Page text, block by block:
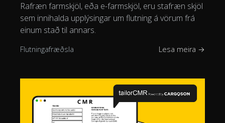
Rafræn farmskjöl, eða e-farmskjöl, eru stafræn skjöl
sem innihalda upplýsingar um flutning á vörum frá
einum stað til annars.
Flutningafræðsla Lesa meira →